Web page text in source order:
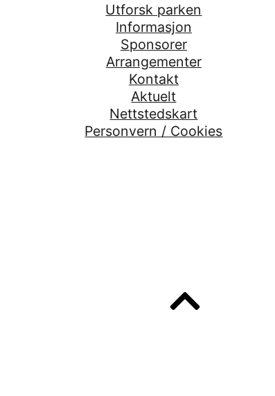
Utforsk parken
Informasjon
Sponsorer
Arrangementer
Kontakt
Aktuelt
Nettstedskart
Personvern / Cookies